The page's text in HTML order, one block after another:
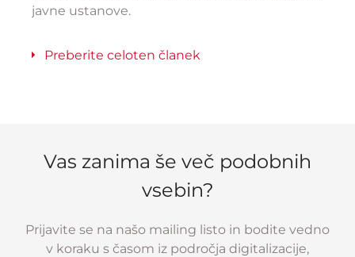
javne ustanove.
Preberite celoten članek
Vas zanima še več podobnih
vsebin?
Prijavite se na našo mailing listo in bodite vedno
v koraku s časom iz področja digitalizacije,